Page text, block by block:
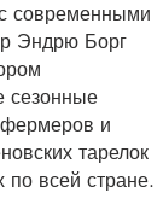
современными
Эндрю Борг
сезонные
и
тарелок
по всей стране.